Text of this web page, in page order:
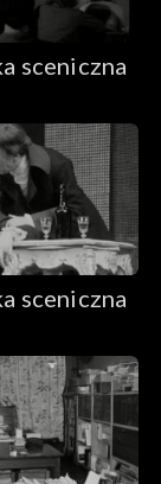
sceniczna
sceniczna